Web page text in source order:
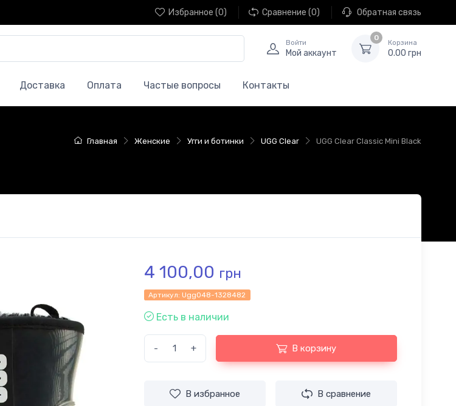
Избранное (0) Сравнение (0) Обратная связь
Войти
Мой аккаунт
0
Корзина
0.00 грн
Доставка Оплата Частые вопросы Контакты
Главная Женские Угги и ботинки UGG Clear UGG Clear Classic Mini Black
4 100,00 грн
Артикул: Ugg048-1328482
Есть в наличии
- + В корзину
В избранное В сравнение